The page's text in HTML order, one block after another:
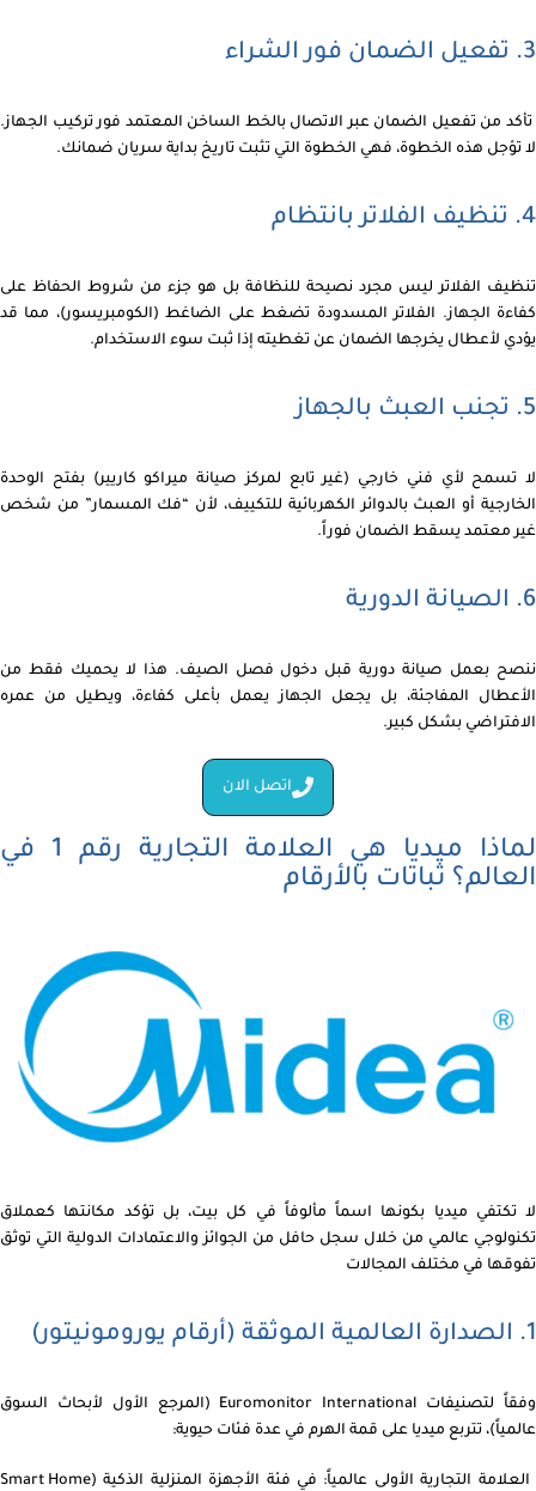
3. تفعيل الضمان فور الشراء
تأكد من تفعيل الضمان عبر الاتصال بالخط الساخن المعتمد فور تركيب الجهاز.
لا تؤجل هذه الخطوة، فهي الخطوة التي تثبت تاريخ بداية سريان ضمانك.
4. تنظيف الفلاتر بانتظام
تنظيف الفلاتر ليس مجرد نصيحة للنظافة بل هو جزء من شروط الحفاظ على
كفاءة الجهاز. الفلاتر المسدودة تضغط على الضاغط (الكومبريسور)، مما قد
يؤدي لأعطال يخرجها الضمان عن تغطيته إذا ثبت سوء الاستخدام.
5. تجنب العبث بالجهاز
لا تسمح لأي فني خارجي (غير تابع لمركز صيانة ميراكو كاريير) بفتح الوحدة
الخارجية أو العبث بالدوائر الكهربائية للتكييف، لأن “فك المسمار” من شخص
غير معتمد يسقط الضمان فوراً.
6. الصيانة الدورية
ننصح بعمل صيانة دورية قبل دخول فصل الصيف. هذا لا يحميك فقط من
الأعطال المفاجئة، بل يجعل الجهاز يعمل بأعلى كفاءة، ويطيل من عمره
الافتراضي بشكل كبير.
اتصل الان
لماذا ميديا هي العلامة التجارية رقم 1 في
العالم؟ ثباتات بالأرقام
لا تكتفي ميديا بكونها اسماً مألوفاً في كل بيت، بل تؤكد مكانتها كعملاق
تكنولوجي عالمي من خلال سجل حافل من الجوائز والاعتمادات الدولية التي توثق
تفوقها في مختلف المجالات
1. الصدارة العالمية الموثقة (أرقام يورومونيتور)
وفقاً لتصنيفات Euromonitor International (المرجع الأول لأبحاث السوق
عالمياً)، تتربع ميديا على قمة الهرم في عدة فئات حيوية:
العلامة التجارية الأولى عالمياً: في فئة الأجهزة المنزلية الذكية (Smart Home